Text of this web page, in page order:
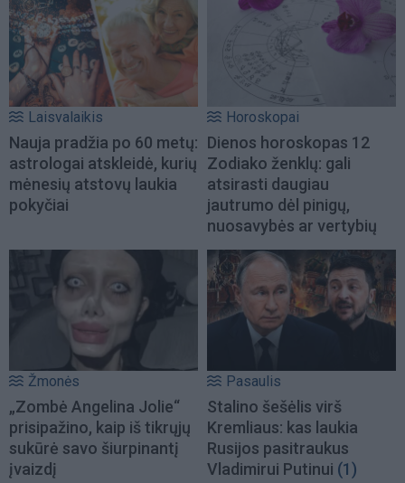
Laisvalaikis
Nauja pradžia po 60 metų:
astrologai atskleidė, kurių
mėnesių atstovų laukia
pokyčiai
Horoskopai
Dienos horoskopas 12
Zodiako ženklų: gali
atsirasti daugiau
jautrumo dėl pinigų,
nuosavybės ar vertybių
Žmonės
„Zombė Angelina Jolie“
prisipažino, kaip iš tikrųjų
sukūrė savo šiurpinantį
įvaizdį
Pasaulis
Stalino šešėlis virš
Kremliaus: kas laukia
Rusijos pasitraukus
Vladimirui Putinui (1)